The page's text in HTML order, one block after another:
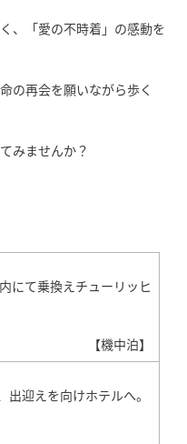
、「愛の不時着」の感動を
の再会を願いながら歩く
みませんか？
にて乗換えチューリッヒ
【機中泊】
出迎えを向けホテルへ。